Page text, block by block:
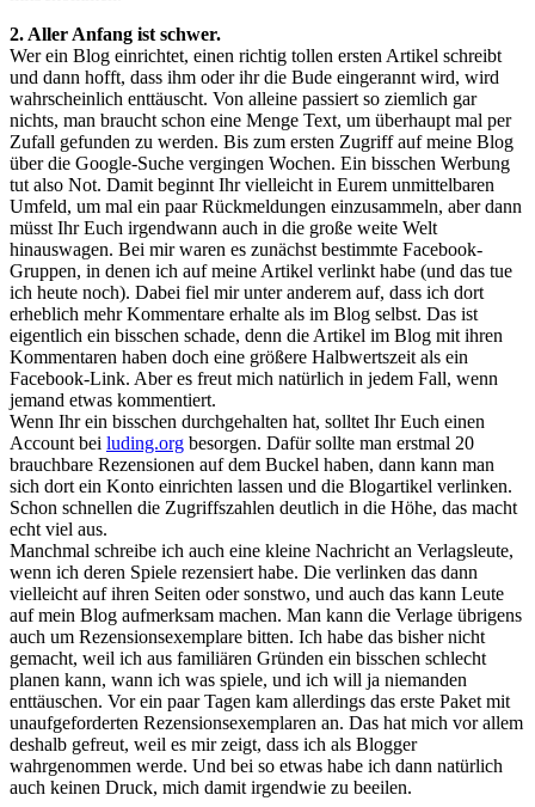
2. Aller Anfang ist schwer.
Wer ein Blog einrichtet, einen richtig tollen ersten Artikel schreibt
und dann hofft, dass ihm oder ihr die Bude eingerannt wird, wird
wahrscheinlich enttäuscht. Von alleine passiert so ziemlich gar
nichts, man braucht schon eine Menge Text, um überhaupt mal per
Zufall gefunden zu werden. Bis zum ersten Zugriff auf meine Blog
über die Google-Suche vergingen Wochen. Ein bisschen Werbung
tut also Not. Damit beginnt Ihr vielleicht in Eurem unmittelbaren
Umfeld, um mal ein paar Rückmeldungen einzusammeln, aber dann
müsst Ihr Euch irgendwann auch in die große weite Welt
hinauswagen. Bei mir waren es zunächst bestimmte Facebook-
Gruppen, in denen ich auf meine Artikel verlinkt habe (und das tue
ich heute noch). Dabei fiel mir unter anderem auf, dass ich dort
erheblich mehr Kommentare erhalte als im Blog selbst. Das ist
eigentlich ein bisschen schade, denn die Artikel im Blog mit ihren
Kommentaren haben doch eine größere Halbwertszeit als ein
Facebook-Link. Aber es freut mich natürlich in jedem Fall, wenn
jemand etwas kommentiert.
Wenn Ihr ein bisschen durchgehalten hat, solltet Ihr Euch einen
Account bei luding.org besorgen. Dafür sollte man erstmal 20
brauchbare Rezensionen auf dem Buckel haben, dann kann man
sich dort ein Konto einrichten lassen und die Blogartikel verlinken.
Schon schnellen die Zugriffszahlen deutlich in die Höhe, das macht
echt viel aus.
Manchmal schreibe ich auch eine kleine Nachricht an Verlagsleute,
wenn ich deren Spiele rezensiert habe. Die verlinken das dann
vielleicht auf ihren Seiten oder sonstwo, und auch das kann Leute
auf mein Blog aufmerksam machen. Man kann die Verlage übrigens
auch um Rezensionsexemplare bitten. Ich habe das bisher nicht
gemacht, weil ich aus familiären Gründen ein bisschen schlecht
planen kann, wann ich was spiele, und ich will ja niemanden
enttäuschen. Vor ein paar Tagen kam allerdings das erste Paket mit
unaufgeforderten Rezensionsexemplaren an. Das hat mich vor allem
deshalb gefreut, weil es mir zeigt, dass ich als Blogger
wahrgenommen werde. Und bei so etwas habe ich dann natürlich
auch keinen Druck, mich damit irgendwie zu beeilen.